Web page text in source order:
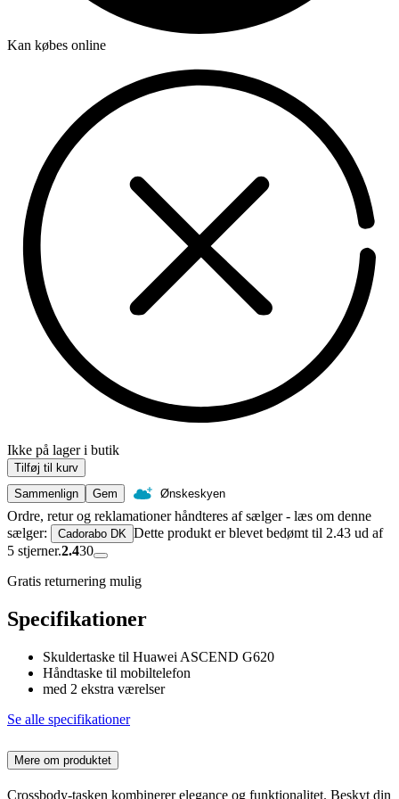
Kan købes online
Ikke på lager i butik
Tilføj til kurv
Sammenlign
Gem Ønskeskyen
Ordre, retur og reklamationer håndteres af sælger - læs om denne
sælger:
Cadorabo DK Dette produkt er blevet bedømt til 2.43 ud af
5 stjerner.2.430
Gratis returnering mulig
Specifikationer
Skuldertaske til Huawei ASCEND G620
Håndtaske til mobiltelefon
med 2 ekstra værelser
Se alle specifikationer
Mere om produktet
Crossbody-tasken kombinerer elegance og funktionalitet. Beskyt din